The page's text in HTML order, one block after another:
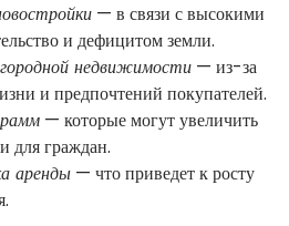
— в связи с высокими
и дефицитом земли.
недвижимости — из-за
и предпочтений покупателей.
— которые могут увеличить
для граждан.
аренды — что приведет к росту